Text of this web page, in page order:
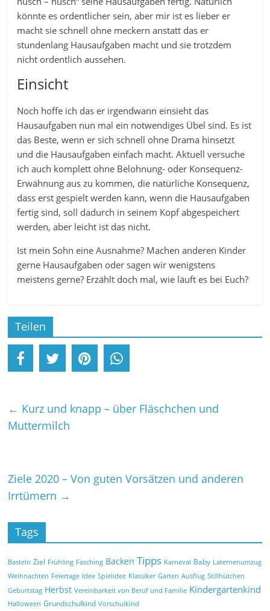
könnte es ordentlicher sein, aber mir ist es lieber er
macht sie schnell ohne meckern anstatt das er
stundenlang Hausaufgaben macht und sie trotzdem
nicht ordentlich aussehen.
Einsicht
Noch hoffe ich das er irgendwann einsieht das
Hausaufgaben nun mal ein notwendiges Übel sind. Es ist
das Beste, wenn er sich schnell ohne Drama hinsetzt
und die Hausaufgaben einfach macht. Aktuell versuche
ich auch komplett ohne Belohnung- oder Konsequenz-
Erwähnung aus zu kommen, die natürliche Konsequenz,
dass erst gespielt werden kann, wenn die Hausaufgaben
fertig sind, soll dadurch in seinem Kopf abgespeichert
werden, aber leicht ist das nicht.
Ist mein Sohn eine Ausnahme? Machen anderen Kinder
gerne Hausaufgaben oder sagen wir wenigstens
meistens gerne? Erzählt doch mal, wie läuft es bei Euch?
Teilen
← Kurz und knapp – über Fläschchen und
Muttermilch
Ziele 2020 – Von guten Vorsätzen und anderen
Irrtümern →
Tags
Basteln Ziel Frühling Fasching Backen Tipps Karneval Baby Laternenumzug
Weihnachten Feiertage Idee Spielidee Klassiker Garten Ausflug Stillhütchen
Geburtstag Herbst Vereinbarkeit von Beruf und Familie Kindergartenkind
Halloween Grundschulkind Vorschulkind